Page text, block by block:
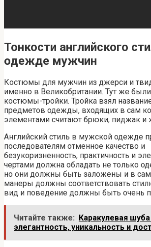
Тонкости английского
одежде мужчин
Костюмы для мужчин из джерси и
именно в Великобритании. Тут же
костюмы-тройки. Тройка взял
предметов одежды, входящих в сам
элементами считают брюки, пиджак и
Английский стиль в мужской одежде
последователям отменное качество и
безукоризненность, практичность и
чертами должна обладать не только
но они должны быть заложены и в
манеры должны соответствовать
вид и поведение должны быть очень
Читайте также: Каракулевая
элегантность, уникальность и